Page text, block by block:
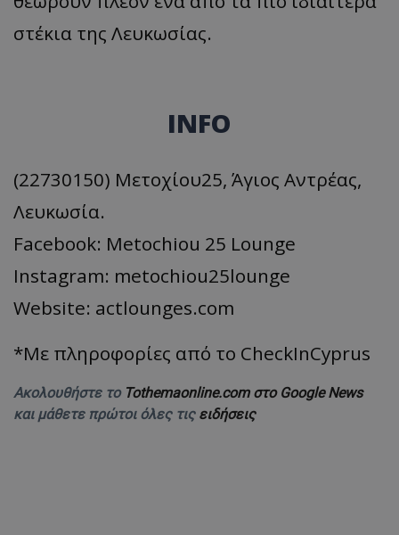
στέκια της Λευκωσίας.
INFO
(22730150) Μετοχίου25, Άγιος Αντρέας,
Λευκωσία.
Facebook: Metochiou 25 Lounge
Instagram: metochiou25lounge
Website: actlounges.com
*Με πληροφορίες από το CheckInCyprus
Ακολουθήστε το Tothemaonline.com στο Google News
και μάθετε πρώτοι όλες τις ειδήσεις